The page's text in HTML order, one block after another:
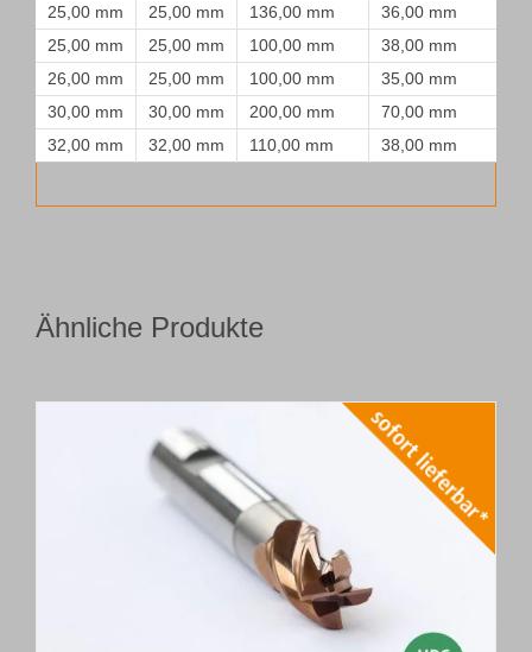
25,00 mm
25,00 mm 136,00 mm
36,00 mm
25,00 mm
25,00 mm 100,00 mm
38,00 mm
26,00 mm
25,00 mm 100,00 mm
35,00 mm
30,00 mm
30,00 mm 200,00 mm
70,00 mm
32,00 mm
32,00 mm 110,00 mm 38,00 mm
Ähnliche Produkte